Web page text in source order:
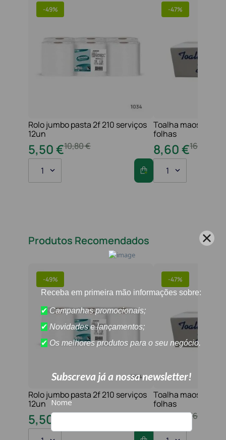
-49%
Rolo jumbo pasta 2f 210 serviços
12un
10,80€
5,50€
1
-47%
Toalha maos 2f
folhas
16
8,60€
1
Produtos Recomendados
-49%
Rolo jumbo pasta 2f 210 serviços
12un
10,80€
5,50
-47%
Toalha maos 2f
folhas
16